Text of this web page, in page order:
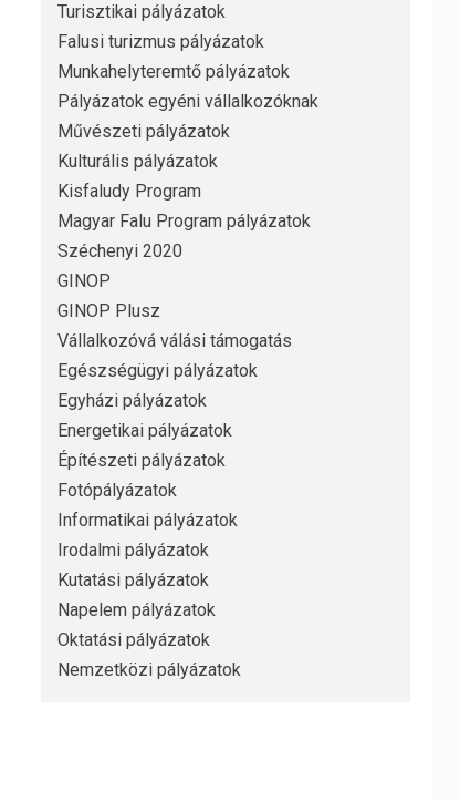
Turisztikai pályázatok
Falusi turizmus pályázatok
Munkahelyteremtő pályázatok
Pályázatok egyéni vállalkozóknak
Művészeti pályázatok
Kulturális pályázatok
Kisfaludy Program
Magyar Falu Program pályázatok
Széchenyi 2020
GINOP
GINOP Plusz
Vállalkozóvá válási támogatás
Egészségügyi pályázatok
Egyházi pályázatok
Energetikai pályázatok
Építészeti pályázatok
Fotópályázatok
Informatikai pályázatok
Irodalmi pályázatok
Kutatási pályázatok
Napelem pályázatok
Oktatási pályázatok
Nemzetközi pályázatok